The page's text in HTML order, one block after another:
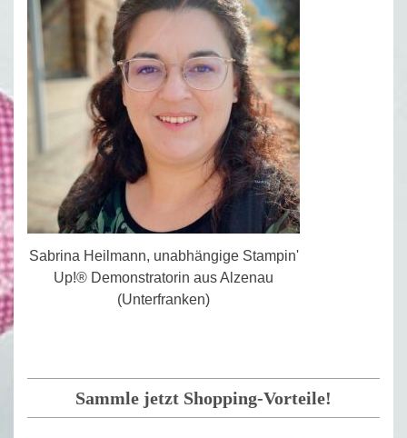
Sabrina Heilmann, unabhängige Stampin'
Up!® Demonstratorin aus Alzenau
(Unterfranken)
Sammle jetzt Shopping-Vorteile!